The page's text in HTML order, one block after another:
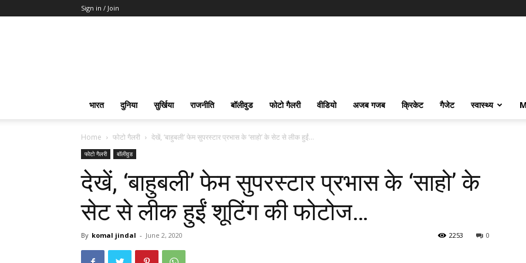
Sign in / Join
भारत दुनिया सुर्खिया राजनीति बॉलीवुड फोटो गैलरी वीडियो अजब गजब क्रिकेट गैजेट स्वास्थ्य
Home फोटो गैलरी देखें, ‘बाहुबली’ फेम सुपरस्टार प्रभास के ‘साहो’ के सेट से लीक हुईं...
फोटो गैलरी बॉलीवुड
देखें, ‘बाहुबली’ फेम सुपरस्टार प्रभास के ‘साहो’ के
सेट से लीक हुईं शूटिंग की फोटोज…
By komal jindal - June 2, 2020 0
2253